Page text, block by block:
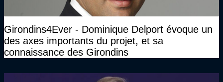
Girondins4Ever - Dominique Delport évoque un
des axes importants du projet, et sa
connaissance des Girondins